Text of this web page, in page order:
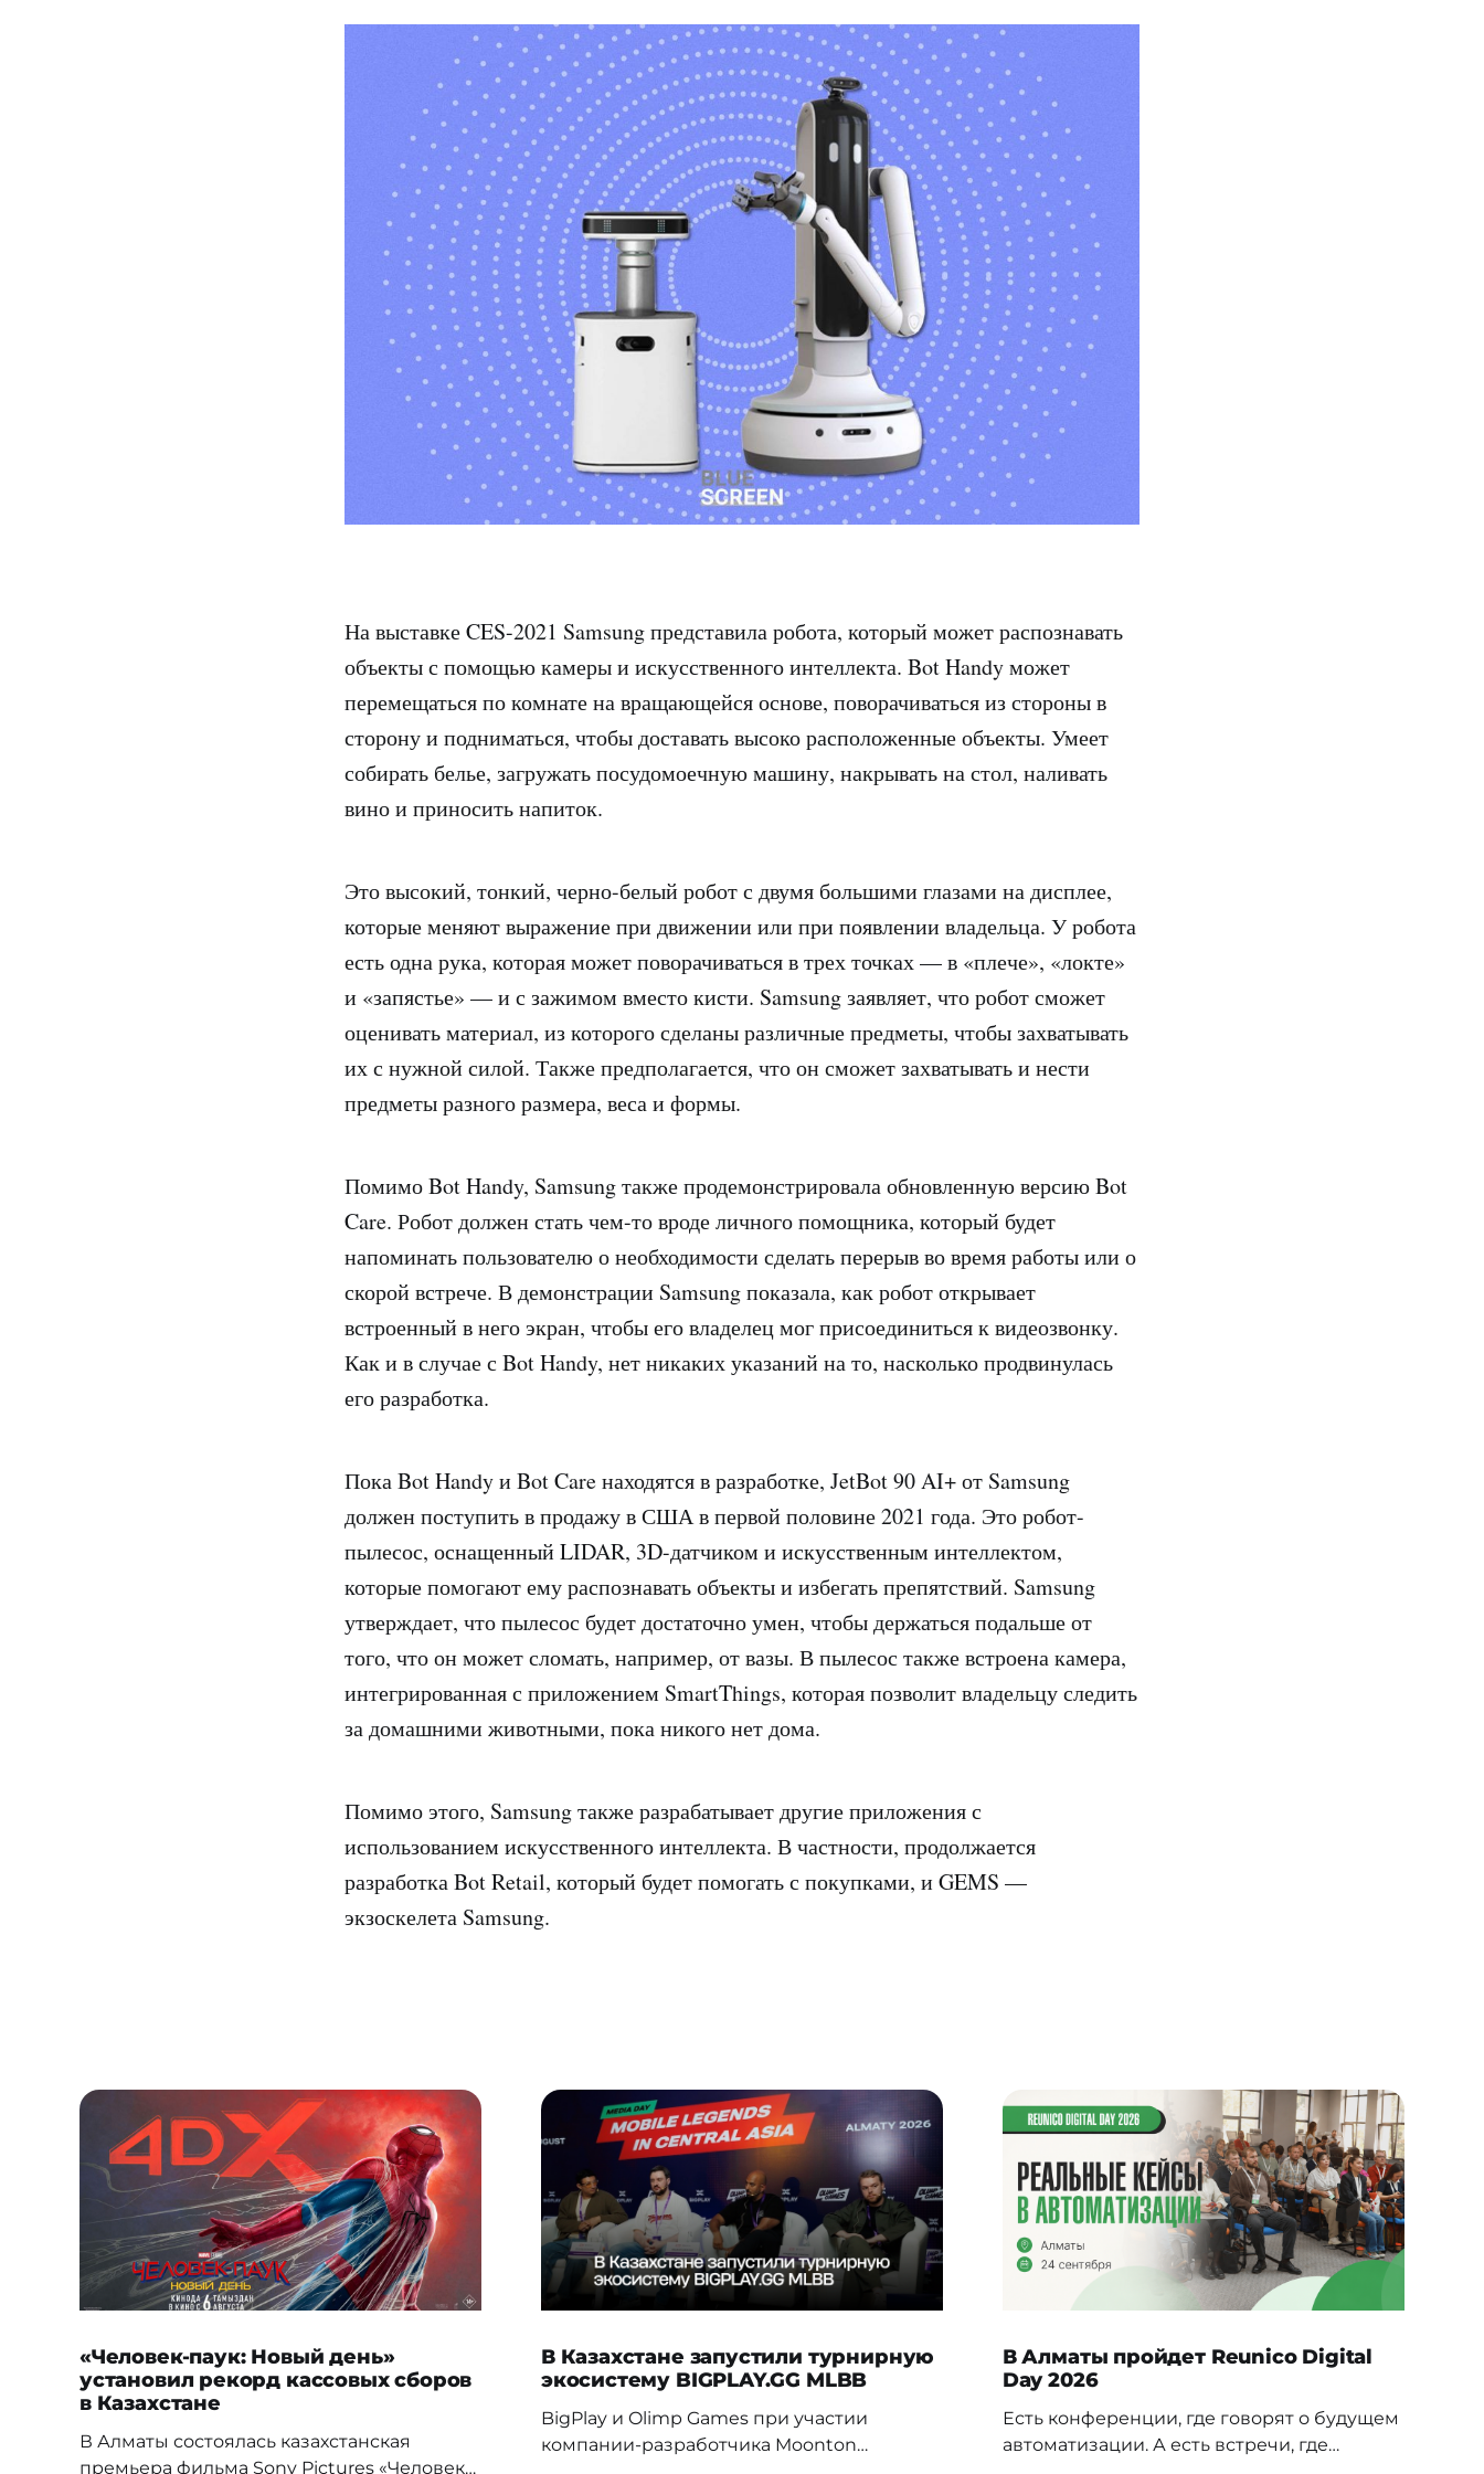
На выставке CES-2021 Samsung представила робота, который может распознавать
объекты с помощью камеры и искусственного интеллекта. Bot Handy может
перемещаться по комнате на вращающейся основе, поворачиваться из стороны в
сторону и подниматься, чтобы доставать высоко расположенные объекты. Умеет
собирать белье, загружать посудомоечную машину, накрывать на стол, наливать
вино и приносить напиток.
Это высокий, тонкий, черно-белый робот с двумя большими глазами на дисплее,
которые меняют выражение при движении или при появлении владельца. У робота
есть одна рука, которая может поворачиваться в трех точках — в «плече», «локте»
и «запястье» — и с зажимом вместо кисти. Samsung заявляет, что робот сможет
оценивать материал, из которого сделаны различные предметы, чтобы захватывать
их с нужной силой. Также предполагается, что он сможет захватывать и нести
предметы разного размера, веса и формы.
Помимо Bot Handy, Samsung также продемонстрировала обновленную версию Bot
Care. Робот должен стать чем-то вроде личного помощника, который будет
напоминать пользователю о необходимости сделать перерыв во время работы или о
скорой встрече. В демонстрации Samsung показала, как робот открывает
встроенный в него экран, чтобы его владелец мог присоединиться к видеозвонку.
Как и в случае с Bot Handy, нет никаких указаний на то, насколько продвинулась
его разработка.
Пока Bot Handy и Bot Care находятся в разработке, JetBot 90 AI+ от Samsung
должен поступить в продажу в США в первой половине 2021 года. Это робот-
пылесос, оснащенный LIDAR, 3D-датчиком и искусственным интеллектом,
которые помогают ему распознавать объекты и избегать препятствий. Samsung
утверждает, что пылесос будет достаточно умен, чтобы держаться подальше от
того, что он может сломать, например, от вазы. В пылесос также встроена камера,
интегрированная с приложением SmartThings, которая позволит владельцу следить
за домашними животными, пока никого нет дома.
Помимо этого, Samsung также разрабатывает другие приложения с
использованием искусственного интеллекта. В частности, продолжается
разработка Bot Retail, который будет помогать с покупками, и GEMS —
экзоскелета Samsung.
«Человек-паук: Новый день»
установил рекорд кассовых сборов
в Казахстане
В Алматы состоялась казахстанская
премьера фильма Sony Pictures «Человек-
В Казахстане запустили турнирную
экосистему BIGPLAY.GG MLBB
BigPlay и Olimp Games при участии
компании-разработчика Moonton
В Алматы пройдет Reunico Digital
Day 2026
Есть конференции, где говорят о будущем
автоматизации. А есть встречи, где